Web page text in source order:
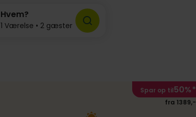
Hvem?
1 Værelse • 2 gæster
Spar op til50%*
fra 1389,-